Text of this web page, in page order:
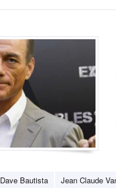
Dave Bautista Jean Claude